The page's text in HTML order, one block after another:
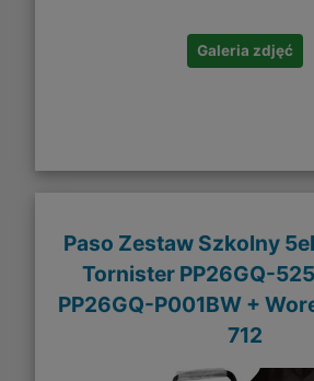
Galeria zdjęć
Paso Zestaw Szkolny
Tornister PP26GQ-
PP26GQ-P001BW +
712